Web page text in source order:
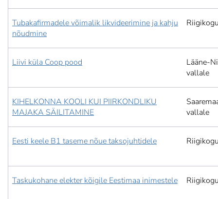
Tubakafirmadele võimalik likvideerimine ja kahju
nõudmine
Liivi küla Coop pood
Lääne-
vallale
KIHELKONNA KOOLI KUI PIIRKONDLIKU
MAJAKA SÄILITAMINE
vallale
Eesti keele B1 taseme nõue taksojuhtidele
Taskukohane elekter kõigile Eestimaa inimestele